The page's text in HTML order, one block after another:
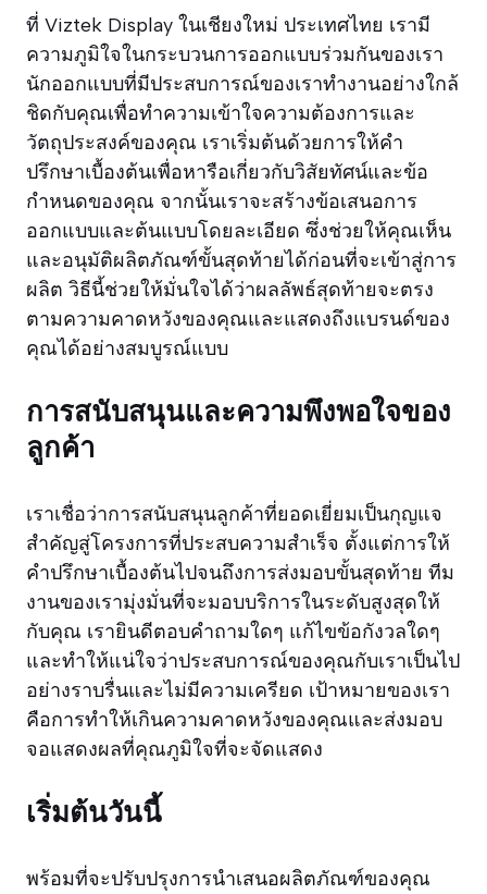
ที่ Viztek Display ในเชียงใหม่ ประเทศไทย เรามี
ความภูมิใจในกระบวนการออกแบบร่วมกันของเรา
นักออกแบบที่มีประสบการณ์ของเราทำงานอย่างใกล้
ชิดกับคุณเพื่อทำความเข้าใจความต้องการและ
วัตถุประสงค์ของคุณ เราเริ่มต้นด้วยการให้คำ
ปรึกษาเบื้องต้นเพื่อหารือเกี่ยวกับวิสัยทัศน์และข้อ
กำหนดของคุณ จากนั้นเราจะสร้างข้อเสนอการ
ออกแบบและต้นแบบโดยละเอียด ซึ่งช่วยให้คุณเห็น
และอนุมัติผลิตภัณฑ์ขั้นสุดท้ายได้ก่อนที่จะเข้าสู่การ
ผลิต วิธีนี้ช่วยให้มั่นใจได้ว่าผลลัพธ์สุดท้ายจะตรง
ตามความคาดหวังของคุณและแสดงถึงแบรนด์ของ
คุณได้อย่างสมบูรณ์แบบ
การสนับสนุนและความพึงพอใจของ
ลูกค้า
เราเชื่อว่าการสนับสนุนลูกค้าที่ยอดเยี่ยมเป็นกุญแจ
สำคัญสู่โครงการที่ประสบความสำเร็จ ตั้งแต่การให้
คำปรึกษาเบื้องต้นไปจนถึงการส่งมอบขั้นสุดท้าย ทีม
งานของเรามุ่งมั่นที่จะมอบบริการในระดับสูงสุดให้
กับคุณ เรายินดีตอบคำถามใดๆ แก้ไขข้อกังวลใดๆ
และทำให้แน่ใจว่าประสบการณ์ของคุณกับเราเป็นไป
อย่างราบรื่นและไม่มีความเครียด เป้าหมายของเรา
คือการทำให้เกินความคาดหวังของคุณและส่งมอบ
จอแสดงผลที่คุณภูมิใจที่จะจัดแสดง
เริ่มต้นวันนี้
พร้อมที่จะปรับปรุงการนำเสนอผลิตภัณฑ์ของคุณ